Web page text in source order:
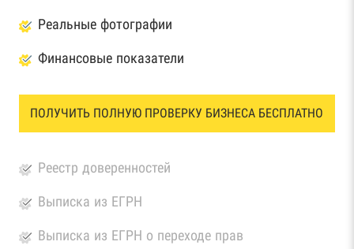
Реальные фотографии
Финансовые показатели
ПОЛУЧИТЬ ПОЛНУЮ ПРОВЕРКУ БИЗНЕСА БЕСПЛАТНО
Реестр доверенностей
Выписка из ЕГРН
Выписка из ЕГРН о переходе прав